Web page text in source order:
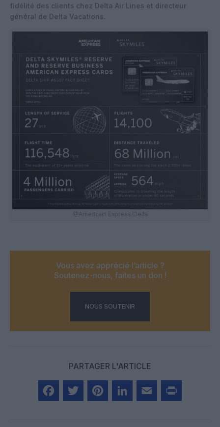
fidélité des clients chez Delta Air Lines et directeur
général de Delta Vacations.
@Americain Express/Delta
Vous avez apprécié l’article ?
Soutenez-nous, faites un don !
NOUS SOUTENIR
PARTAGER L'ARTICLE